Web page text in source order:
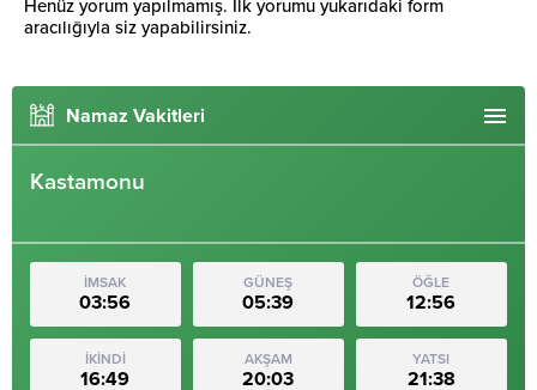
Henüz yorum yapılmamış. İlk yorumu yukarıdaki form
aracılığıyla siz yapabilirsiniz.
Namaz Vakitleri
Kastamonu
İMSAK
03:56
GÜNEŞ
05:39
ÖĞLE
12:56
İKİNDİ
16:49
AKŞAM
20:03
YATSI
21:38